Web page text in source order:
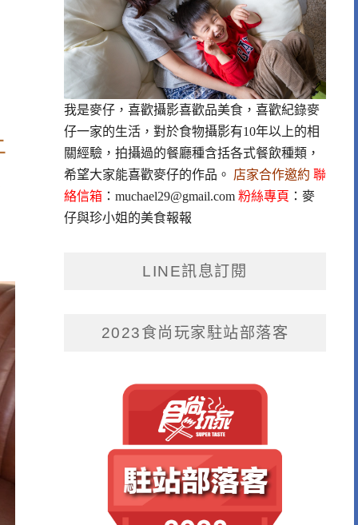
我是麥仔，喜歡攝影喜歡品美食，喜歡紀錄麥
仔一家的生活，對於食物攝影有10年以上的相
關經驗，拍攝過的餐廳種含括各式餐飲種類，
希望大家能喜歡麥仔的作品。 店家合作邀約 聯
絡信箱： muchael29@gmail.com 粉絲專頁 ： 麥
仔與珍小姐的美食報報
LINE訊息訂閱
2023食尚玩家駐站部落客